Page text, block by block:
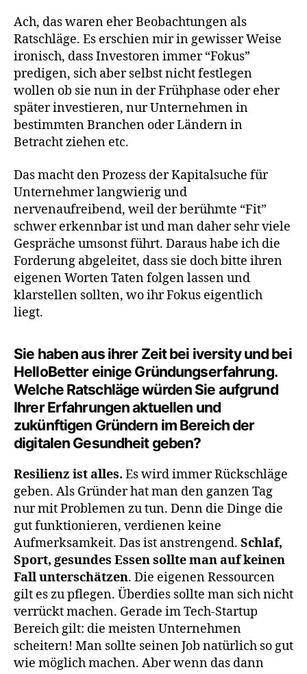
Ach, das waren eher Beobachtungen als
Ratschläge. Es erschien mir in gewisser Weise
ironisch, dass Investoren immer “Fokus”
predigen, sich aber selbst nicht festlegen
wollen ob sie nun in der Frühphase oder eher
später investieren, nur Unternehmen in
bestimmten Branchen oder Ländern in
Betracht ziehen etc.
Das macht den Prozess der Kapitalsuche für
Unternehmer langwierig und
nervenaufreibend, weil der berühmte “Fit”
schwer erkennbar ist und man daher sehr viele
Gespräche umsonst führt. Daraus habe ich die
Forderung abgeleitet, dass sie doch bitte ihren
eigenen Worten Taten folgen lassen und
klarstellen sollten, wo ihr Fokus eigentlich
liegt.
Sie haben aus ihrer Zeit bei iversity und bei
HelloBetter einige Gründungserfahrung.
Welche Ratschläge würden Sie aufgrund
Ihrer Erfahrungen aktuellen und
zukünftigen Gründern im Bereich der
digitalen Gesundheit geben?
Resilienz ist alles. Es wird immer Rückschläge
geben. Als Gründer hat man den ganzen Tag
nur mit Problemen zu tun. Denn die Dinge die
gut funktionieren, verdienen keine
Aufmerksamkeit. Das ist anstrengend. Schlaf,
Sport, gesundes Essen sollte man auf keinen
Fall unterschätzen. Die eigenen Ressourcen
gilt es zu pflegen. Überdies sollte man sich nicht
verrückt machen. Gerade im Tech-Startup
Bereich gilt: die meisten Unternehmen
scheitern! Man sollte seinen Job natürlich so gut
wie möglich machen. Aber wenn das dann